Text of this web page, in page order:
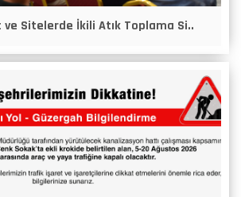
Sitelerde İkili Atık Toplama Si..